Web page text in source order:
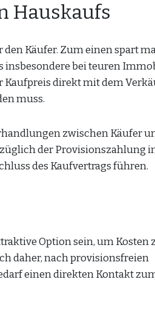
Hauskaufs
Käufer. Zum einen spart
insbesondere bei teuren
direkt mit dem
muss.
zwischen Käufer
der Provisionszahlung
des Kaufvertrags führen.
Option sein, um Kosten
daher, nach provisionsfreien
einen direkten Kontakt